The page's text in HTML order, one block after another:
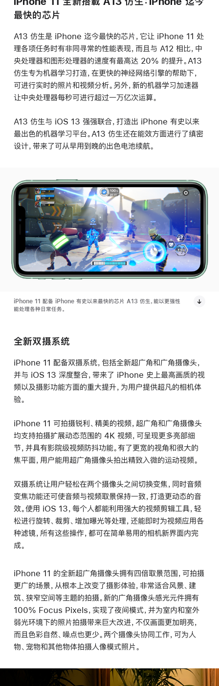
最快的芯片
A13 仿生是 iPhone 迄今最快的芯片，它让 iPhone 11 处
理各项任务时有非同寻常的性能表现，而且与 A12 相比，中
央处理器和图形处理器的速度有最高达 20% 的提升。A13
仿生专为机器学习打造，在更快的神经网络引擎的帮助下，
可进行实时的照片和视频分析。另外，新的机器学习加速器
让中央处理器每秒可进行超过一万亿次运算。
A13 仿生与 iOS 13 强强联合，打造出 iPhone 有史以来
最出色的机器学习平台。A13 仿生还在能效方面进行了缜密
设计，带来了可从早用到晚的出色电池续航。
iPhone 11 配备 iPhone 有史以来最快的芯片 A13 仿生，能以更强性
能处理各种日常任务。
全新双摄系统
iPhone 11 配备双摄系统，包括全新超广角和广角摄像头，
并与 iOS 13 深度整合，带来了 iPhone 史上最高画质的视
频以及摄影功能方面的重大提升，为用户提供超凡的相机体
验。
iPhone 11 可拍摄锐利、精美的视频，超广角和广角摄像头
均支持拍摄扩展动态范围的 4K 视频，可呈现更多亮部细
节，并具有影院级视频防抖功能。有了更宽的视角和很大的
焦平面，用户能用超广角摄像头拍出精致入微的运动视频。
双摄系统让用户轻松在两个摄像头之间切换变焦，同时音频
变焦功能还可使音频与视频取景保持一致，打造更动态的音
效。使用 iOS 13，每个人都能利用强大的视频剪辑工具，轻
松进行旋转、裁剪、增加曝光等处理，还能即时为视频应用各
种滤镜，所有这些操作，都可在简单易用的相机新界面内完
成。
iPhone 11 的全新超广角摄像头拥有四倍取景范围，可拍摄
更广的场景，从根本上改变了摄影体验，非常适合风景、建
筑、狭窄空间等主题的拍摄。新的广角摄像头感光元件拥有
100% Focus Pixels，实现了夜间模式，并为室内和室外
弱光环境下的照片拍摄带来巨大改进，不仅画面更加明亮，
而且色彩自然、噪点也更少。两个摄像头协同工作，可为人
物、宠物和其他物体拍摄人像模式照片。